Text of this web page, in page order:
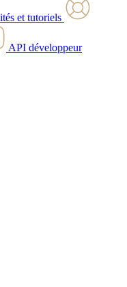
et tutoriels
API développeur